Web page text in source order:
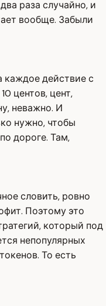
раза случайно, и
вообще. Забыли
каждое действие с
центов, цент,
неважно. И
нужно, чтобы
дороге. Там,
словить, ровно
Поэтому это
который под
непопулярных
То есть